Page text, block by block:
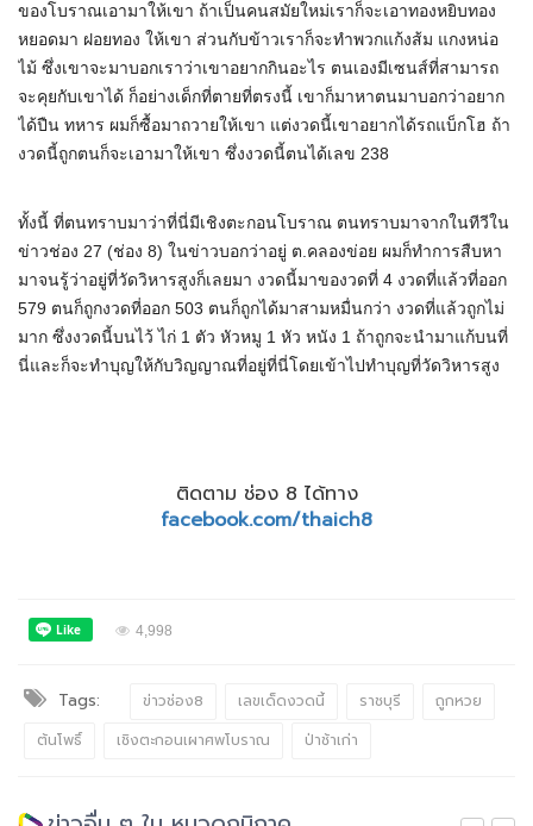
ของโบราณเอามาให้เขา ถ้าเป็นคนสมัยใหม่เราก็จะเอาทองหยิบทอง
หยอดมา ฝอยทอง ให้เขา ส่วนกับข้าวเราก็จะทำพวกแก้งส้ม แกงหน่อ
ไม้ ซึ่งเขาจะมาบอกเราว่าเขาอยากกินอะไร ตนเองมีเซนส์ที่สามารถ
จะคุยกับเขาได้ ก็อย่างเด็กที่ตายที่ตรงนี้ เขาก็มาหาตนมาบอกว่าอยาก
ได้ปืน ทหาร ผมก็ซื้อมาถวายให้เขา แต่งวดนี้เขาอยากได้รถแบ็กโฮ ถ้า
งวดนี้ถูกตนก็จะเอามาให้เขา ซึ่งงวดนี้ตนได้เลข 238
ทั้งนี้ ที่ตนทราบมาว่าที่นี่มีเชิงตะกอนโบราณ ตนทราบมาจากในทีวีใน
ข่าวช่อง 27 (ช่อง 8) ในข่าวบอกว่าอยู่ ต.คลองข่อย ผมก็ทำการสืบหา
มาจนรู้ว่าอยู่ที่วัดวิหารสูงก็เลยมา งวดนี้มาของวดที่ 4 งวดที่แล้วที่ออก
579 ตนก็ถูกงวดที่ออก 503 ตนก็ถูกได้มาสามหมื่นกว่า งวดที่แล้วถูกไม่
มาก ซึ่งงวดนี้บนไว้ ไก่ 1 ตัว หัวหมู 1 หัว หนัง 1 ถ้าถูกจะนำมาแก้บนที่
นี่และก็จะทำบุญให้กับวิญญาณที่อยู่ที่นี่โดยเข้าไปทำบุญที่วัดวิหารสูง
ติดตาม ช่อง 8 ได้ทาง
facebook.com/thaich8
4,998
Tags: ข่าวช่อง8 เลขเด็ดงวดนี้ ราชบุรี
ถูกหวย
ต้นโพธิ์
เชิงตะกอนเผาศพโบราณ ป่าช้าเก่า